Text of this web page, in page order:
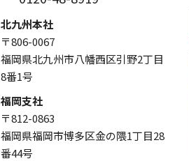
北九州本社
〒806-0067
福岡県北九州市八幡西区引野2丁目
8番1号
福岡支社
〒812-0863
福岡県福岡市博多区金の隈1丁目28
番44号